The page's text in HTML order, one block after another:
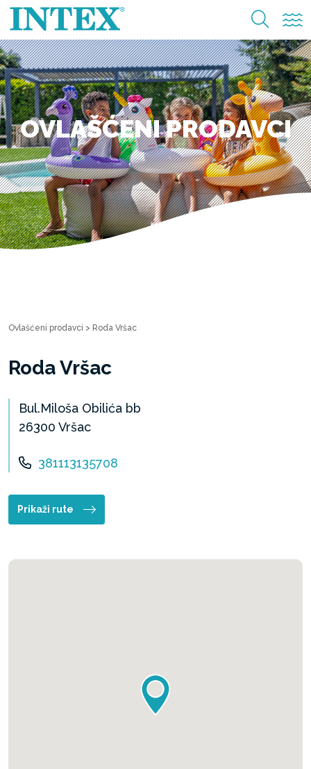
OVLAŠĆENI PRODAVCI
Ovlašćeni prodavci > Roda Vršac
Roda Vršac
Bul.Miloša Obilića bb
26300 Vršac
381113135708
Prikaži rute